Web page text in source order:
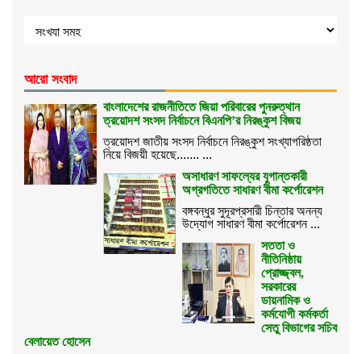
আরো সংবাদ
বাংলাদেশের রাজনীতিতে জিয়া পরিবারের পুনরুত্থান
ত্রয়োদশ সংসদ নির্বাচনে বিএনপি’র নিরঙ্কুশ বিজয়
ত্রয়োদশ জাতীয় সংসদ নির্বাচনে নিরঙ্কুশ সংখ্যাগরিষ্ঠতা
নিয়ে বিজয়ী হয়েছে....... ...
অসাধারণ সাফল্যের যুগান্তকারী
অগ্রগতিতে সাধারণ বীমা কর্পোরেশন
বঙ্গবন্ধুর সুদূরপ্রসারী চিন্তার অনন্য
উদ্যোগ সাধারণ বীমা কর্পোরেশন ...
সততা ও
নীতিনিষ্ঠায়
প্রোজ্জ্বল,
সরকারের
ডায়নামিক ও
কর্মযোগী কর্মকর্তা
সেতু বিভাগের সচিব
বেলায়েত হোসেন